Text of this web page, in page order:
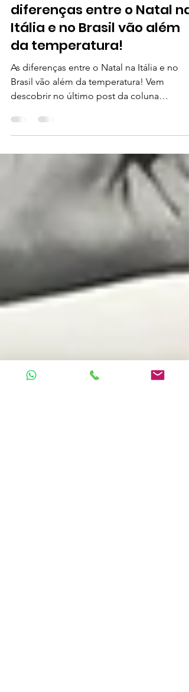
19 de dez. de 2022
LA STAGIONE NATALIZIA | As
diferenças entre o Natal na
Itália e no Brasil vão além
da temperatura!
As diferenças entre o Natal na Itália e no
Brasil vão além da temperatura! Vem